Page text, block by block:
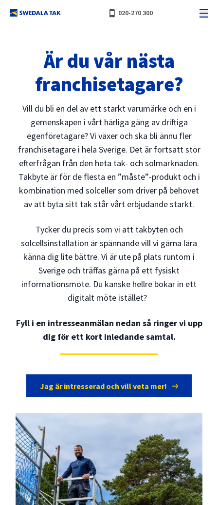
phone_iphone 020-270 300
Är du vår nästa
franchisetagare?
Vill du bli en del av ett starkt varumärke och en i
gemenskapen i vårt härliga gäng av driftiga
egenföretagare? Vi växer och ska bli ännu fler
franchisetagare i hela Sverige. Det är fortsatt stor
efterfrågan från den heta tak- och solmarknaden.
Takbyte är för de flesta en ”måste”-produkt och i
kombination med solceller som driver på behovet
av att byta sitt tak står vårt erbjudande starkt.
Tycker du precis som vi att takbyten och
solcellsinstallation är spännande vill vi gärna lära
känna dig lite bättre. Vi är ute på plats runtom i
Sverige och träffas gärna på ett fysiskt
informationsmöte. Du kanske hellre bokar in ett
digitalt möte istället?
Fyll i en intresseanmälan nedan så ringer vi upp
dig för ett kort inledande samtal.
Jag är intresserad och vill veta mer!